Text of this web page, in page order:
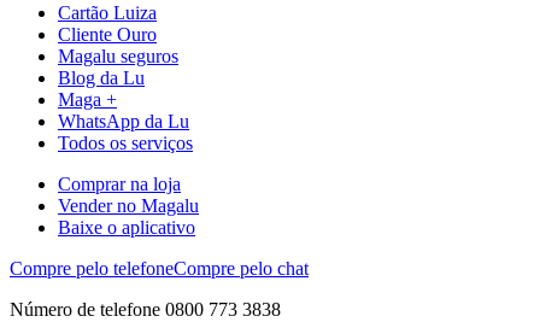
Cartão Luiza
Cliente Ouro
Magalu seguros
Blog da Lu
Maga +
WhatsApp da Lu
Todos os serviços
Comprar na loja
Vender no Magalu
Baixe o aplicativo
Compre pelo telefoneCompre pelo chat
Número de telefone 0800 773 3838